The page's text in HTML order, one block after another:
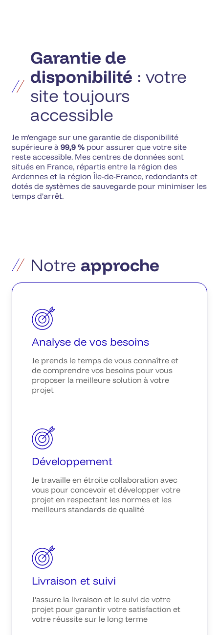
Garantie de
disponibilité : votre
site toujours
accessible
Je m'engage sur une garantie de disponibilité
supérieure à 99,9 % pour assurer que votre site
reste accessible. Mes centres de données sont
situés en France, répartis entre la région des
Ardennes et la région Île-de-France, redondants et
dotés de systèmes de sauvegarde pour minimiser les
temps d'arrêt.
Notre approche
Analyse de vos besoins
Je prends le temps de vous connaître et
de comprendre vos besoins pour vous
proposer la meilleure solution à votre
projet
Développement
Je travaille en étroite collaboration avec
vous pour concevoir et développer votre
projet en respectant les normes et les
meilleurs standards de qualité
Livraison et suivi
J'assure la livraison et le suivi de votre
projet pour garantir votre satisfaction et
votre réussite sur le long terme